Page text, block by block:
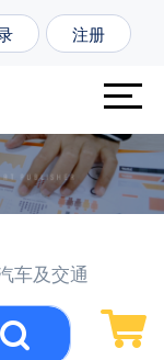
注册
车及交通